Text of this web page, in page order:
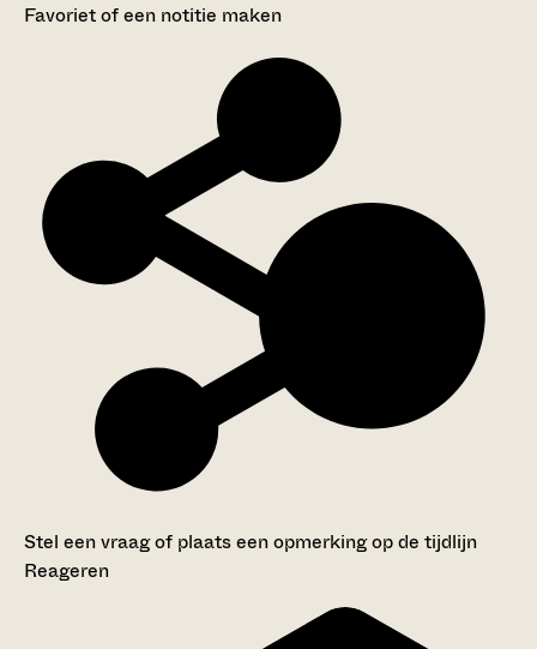
Favoriet of een notitie maken
Stel een vraag of plaats een opmerking op de tijdlijn
Reageren